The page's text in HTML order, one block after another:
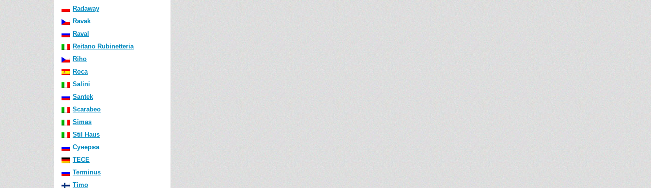
Radaway
Ravak
Raval
Reitano Rubinetteria
Riho
Roca
Salini
Santek
Scarabeo
Simas
Stil Haus
Сунержа
TECE
Terminus
Timo